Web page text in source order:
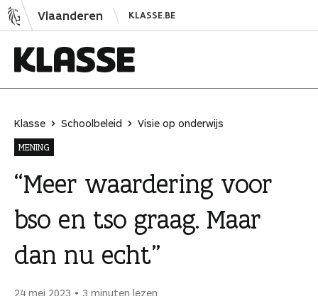
N
a
Vlaanderen KLASSE.BE
a
s
s
e
Klasse Schoolbeleid
Visie op onderwijs
MENING
“Meer waardering voor
bso en tso graag. Maar
dan nu echt”
24 mei 2023 3 minuten lezen